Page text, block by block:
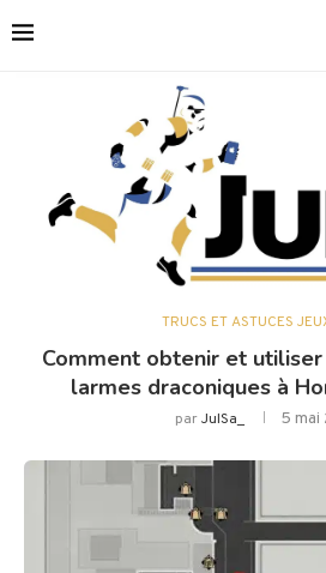
TRUCS ET ASTUCES
Comment obtenir et
larmes draconiques à
parJulSa_ 5 mai